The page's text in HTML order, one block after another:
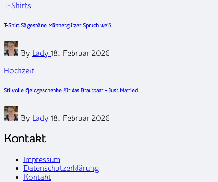
Posted
T-Shirts
T-Shirt Sägespäne Männerglitzer Spruch weiß
Posted
by
By Lady 18. Februar 2026
Posted
Hochzeit
Stilvolle Geldgeschenke für das Brautpaar – Just Married
Posted
by
By Lady 18. Februar 2026
Kontakt
Impressum
Datenschutzerklärung
Kontakt